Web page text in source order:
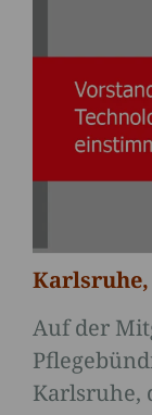
Karlsruhe,
Auf der
Karlsruhe,